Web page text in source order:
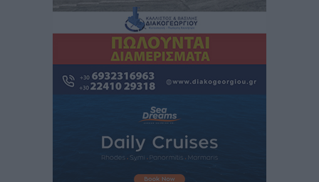
Διακοπές στην Κάρπαθο για τον Γιώργο Γεραπετρίτη
πριν 2 ώρες
πριν 2 ώρες
Airbnb: Αυξημένα έσοδα στο β’ τρίμηνο με «όχημα»